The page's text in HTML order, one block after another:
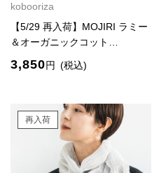
kobooriza
【5/29 再入荷】MOJIRI ラミー
＆オーガニックコット…
3,850円 (税込)
再入荷